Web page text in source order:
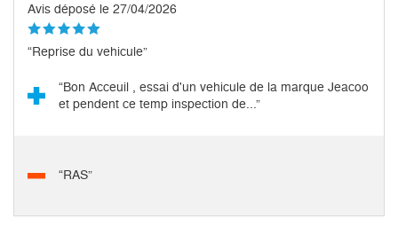
Avis déposé le 27/04/2026
“Reprise du vehicule”
“Bon Acceuil , essai d'un vehicule de la marque Jeacoo
et pendent ce temp inspection de...”
“RAS”